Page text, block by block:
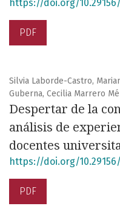
https://doi.org/10.29156/
PDF
Silvia Laborde-Castro,
Guberna, Cecilia Marrero
Despertar de la
análisis de
docentes
https://doi.org/10.29156/
PDF